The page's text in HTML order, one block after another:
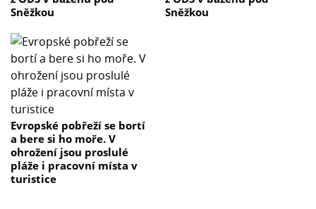
Sněžkou
Sněžkou
Evropské pobřeží se bortí
a bere si ho moře. V
ohrožení jsou proslulé
pláže i pracovní místa v
turistice